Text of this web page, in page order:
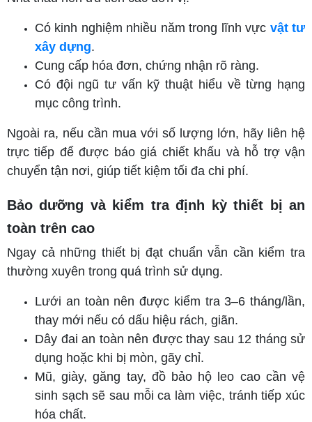
Có kinh nghiệm nhiều năm trong lĩnh vực vật tư
xây dựng.
Cung cấp hóa đơn, chứng nhận rõ ràng.
Có đội ngũ tư vấn kỹ thuật hiểu về từng hạng
mục công trình.
Ngoài ra, nếu cần mua với số lượng lớn, hãy liên hệ
trực tiếp để được báo giá chiết khấu và hỗ trợ vận
chuyển tận nơi, giúp tiết kiệm tối đa chi phí.
Bảo dưỡng và kiểm tra định kỳ thiết bị an
toàn trên cao
Ngay cả những thiết bị đạt chuẩn vẫn cần kiểm tra
thường xuyên trong quá trình sử dụng.
Lưới an toàn nên được kiểm tra 3–6 tháng/lần,
thay mới nếu có dấu hiệu rách, giãn.
Dây đai an toàn nên được thay sau 12 tháng sử
dụng hoặc khi bị mòn, gãy chỉ.
Mũ, giày, găng tay, đồ bảo hộ leo cao cần vệ
sinh sạch sẽ sau mỗi ca làm việc, tránh tiếp xúc
hóa chất.